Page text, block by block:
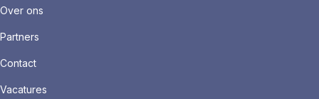
Over ons
Partners
Contact
Vacatures